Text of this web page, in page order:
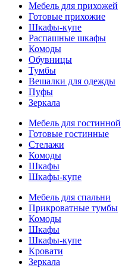
Мебель для прихожей
Готовые прихожие
Шкафы-купе
Распашные шкафы
Комоды
Обувницы
Тумбы
Вешалки для одежды
Пуфы
Зеркала
Мебель для гостинной
Готовые гостинные
Стелажи
Комоды
Шкафы
Шкафы-купе
Мебель для спальни
Прикроватные тумбы
Комоды
Шкафы
Шкафы-купе
Кровати
Зеркала